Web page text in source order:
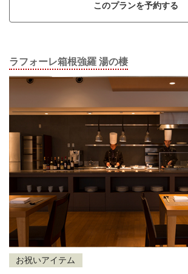
このプランを予約する
ラフォーレ箱根強羅 湯の棲
お祝いアイテム